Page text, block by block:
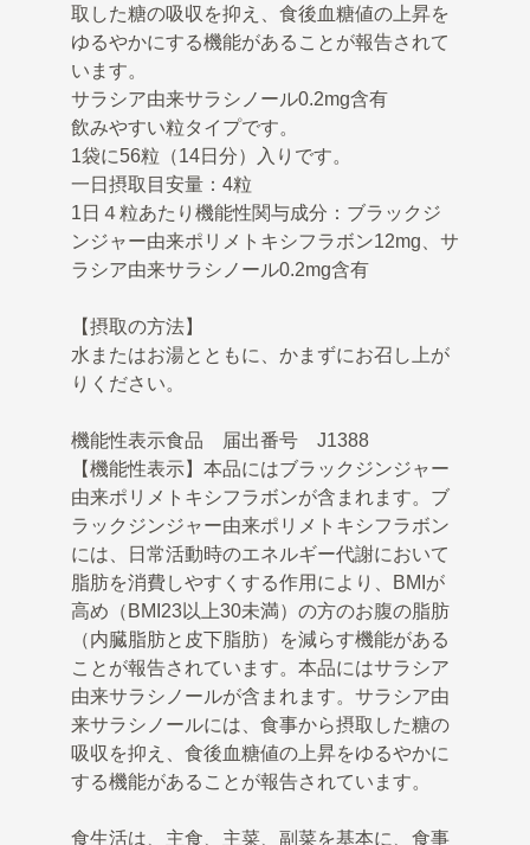
取した糖の吸収を抑え、食後血糖値の上昇を
ゆるやかにする機能があることが報告されて
います。
サラシア由来サラシノール0.2mg含有
飲みやすい粒タイプです。
1袋に56粒（14日分）入りです。
一日摂取目安量：4粒
1日４粒あたり機能性関与成分：ブラックジ
ンジャー由来ポリメトキシフラボン12mg、サ
ラシア由来サラシノール0.2mg含有
【摂取の方法】
水またはお湯とともに、かまずにお召し上が
りください。
機能性表示食品 届出番号 J1388
【機能性表示】本品にはブラックジンジャー
由来ポリメトキシフラボンが含まれます。ブ
ラックジンジャー由来ポリメトキシフラボン
には、日常活動時のエネルギー代謝において
脂肪を消費しやすくする作用により、BMIが
高め（BMI23以上30未満）の方のお腹の脂肪
（内臓脂肪と皮下脂肪）を減らす機能がある
ことが報告されています。本品にはサラシア
由来サラシノールが含まれます。サラシア由
来サラシノールには、食事から摂取した糖の
吸収を抑え、食後血糖値の上昇をゆるやかに
する機能があることが報告されています。
食生活は、主食、主菜、副菜を基本に、食事